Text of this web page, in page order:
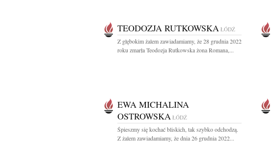
TEODOZJA RUTKOWSKA ŁÓDŹ
Z głębokim żalem zawiadamiamy, że 28 grudnia 2022
roku zmarła Teodozja Rutkowska żona Romana,...
EWA MICHALINA
OSTROWSKA ŁÓDŹ
Śpieszmy się kochać bliskich, tak szybko odchodzą.
Z żalem zawiadamiamy, że dnia 26 grudnia 2022...